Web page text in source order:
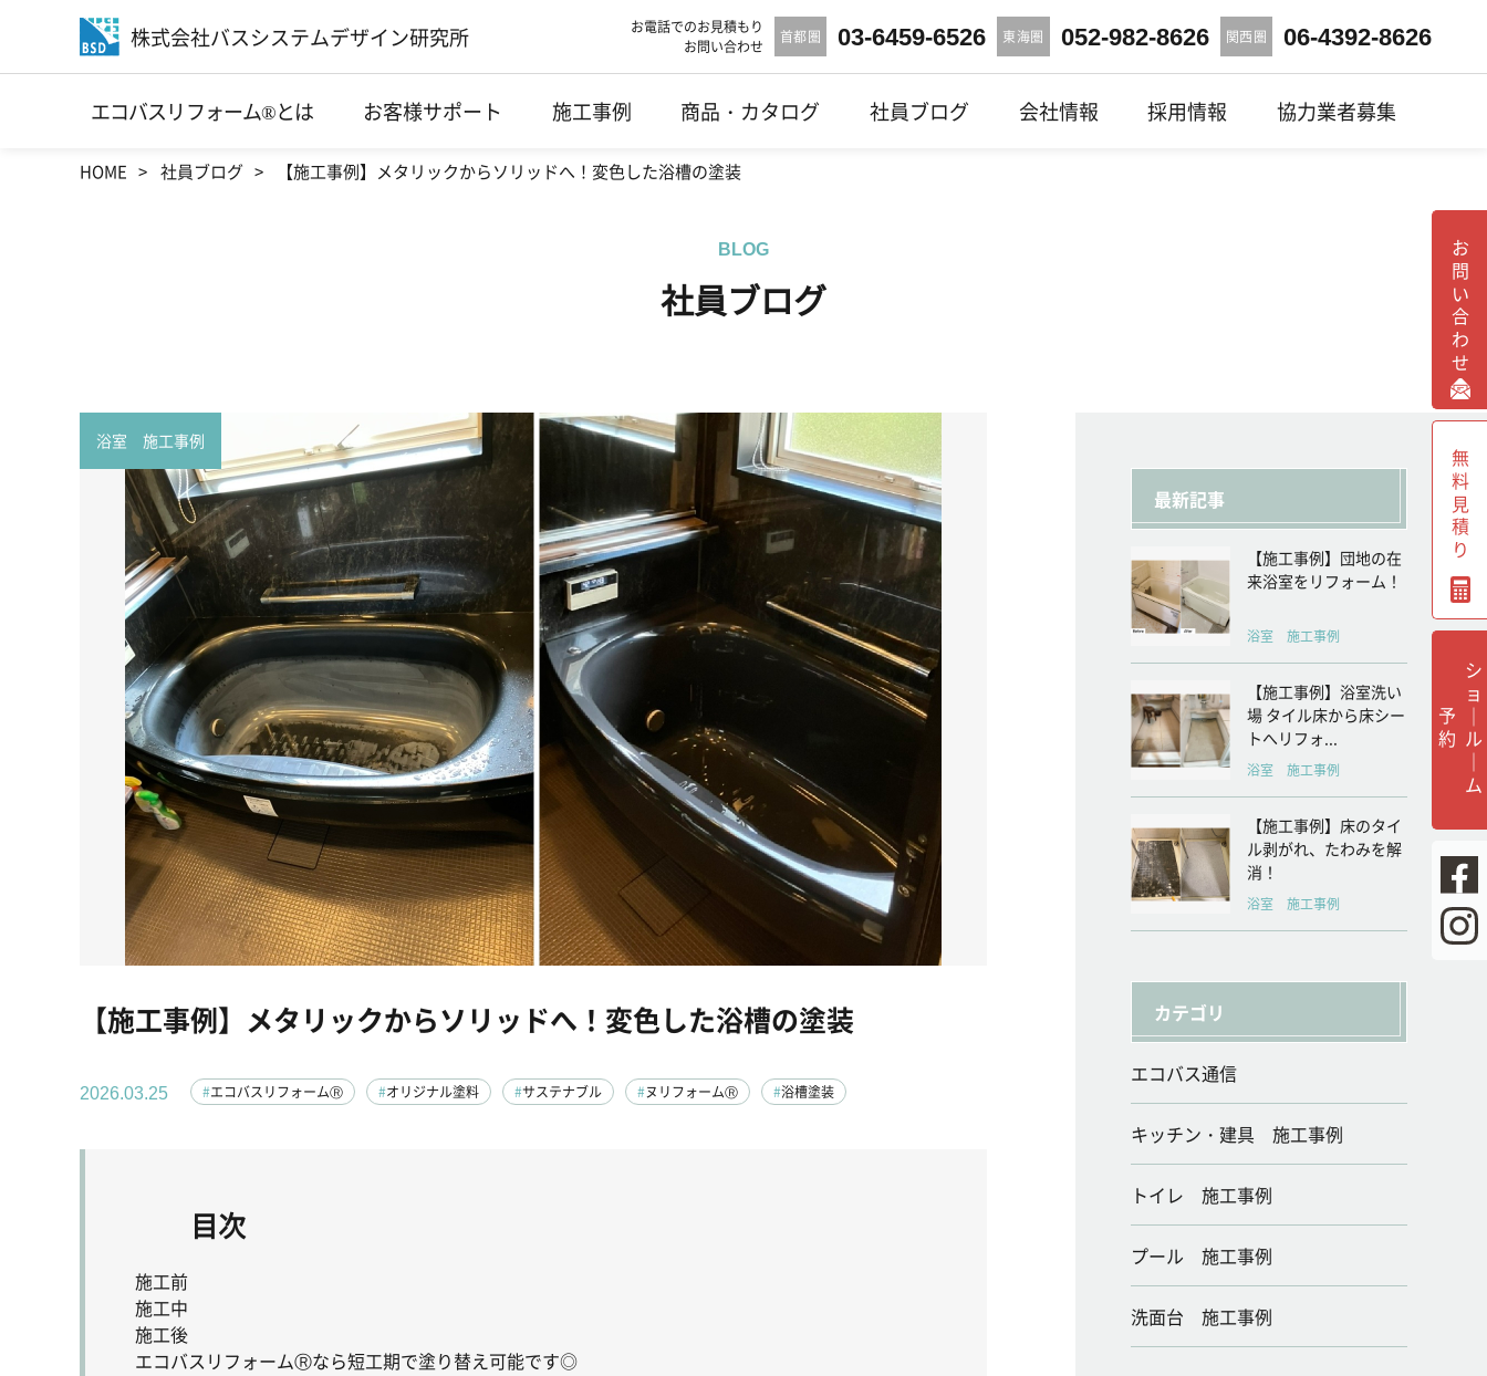
株式会社バスシステムデザイン研究所
エコバスリフォーム®とは お客様サポート 施工事例 商品・カタログ 社員ブログ 会社情報 採用情報 協力業者募集
お電話でのお見積もり
お問い合わせ
首都圏 03-6459-6526 東海圏 052-982-8626 関西圏 06-4392-8626
HOME 社員ブログ 【施工事例】メタリックからソリッドへ！変色した浴槽の塗装
BLOG
社員ブログ
浴室 施工事例
【施工事例】メタリックからソリッドへ！変色した浴槽の塗装
2026.03.25 エコバスリフォームⓇ オリジナル塗料 サステナブル ヌリフォームⓇ 浴槽塗装
目次
施工前
施工中
施工後
エコバスリフォームⓇなら短工期で塗り替え可能です◎
最新記事
【施工事例】団地の在
来浴室をリフォーム！
浴室 施工事例
【施工事例】浴室洗い
場 タイル床から床シー
トへリフォ...
浴室 施工事例
【施工事例】床のタイ
ル剥がれ、たわみを解
消！
浴室 施工事例
カテゴリ
エコバス通信
キッチン・建具 施工事例
トイレ 施工事例
プール 施工事例
洗面台 施工事例
お問い合わせ
無料見積り
シ
ョ
｜ ル
｜
ム
予
約